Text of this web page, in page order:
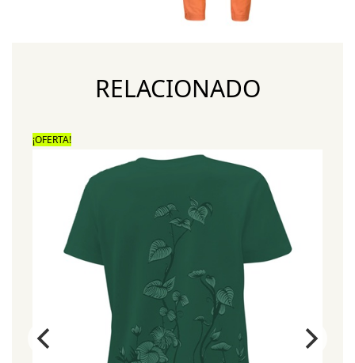
RELACIONADO
¡OFERTA!